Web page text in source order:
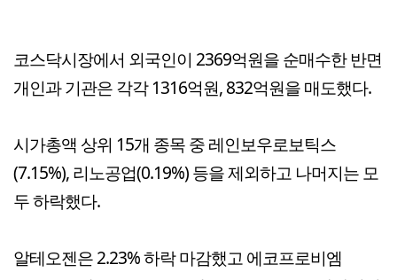
코스닥시장에서 외국인이 2369억원을 순매수한 반면
개인과 기관은 각각 1316억원, 832억원을 매도했다.
시가총액 상위 15개 종목 중 레인보우로보틱스
(7.15%), 리노공업(0.19%) 등을 제외하고 나머지는 모
두 하락했다.
알테오젠은 2.23% 하락 마감했고 에코프로비엠